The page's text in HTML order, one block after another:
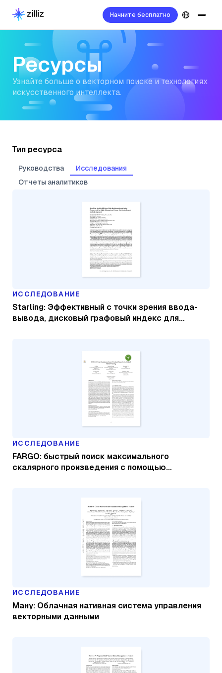
Начните бесплатно
Ресурсы
Узнайте больше о векторном поиске и технологиях
искусственного интеллекта.
Тип ресурса
Руководства
Исследования
Отчеты аналитиков
ИССЛЕДОВАНИЕ
Starling: Эффективный с точки зрения ввода-
вывода, дисковый графовый индекс для
ИССЛЕДОВАНИЕ
FARGO: быстрый поиск максимального
скалярного произведения с помощью
ИССЛЕДОВАНИЕ
Ману: Облачная нативная система управления
векторными данными